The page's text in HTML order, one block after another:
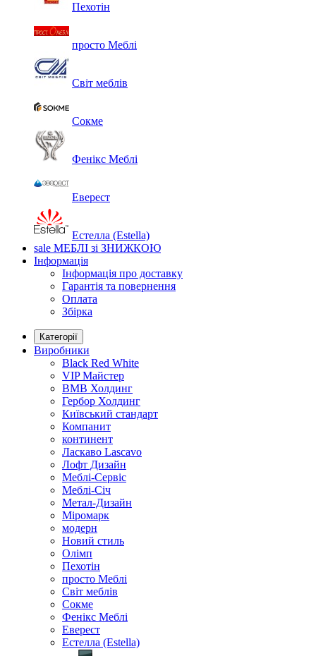
Пехотін
просто Меблі
Світ меблів
Сокме
Фенікс Меблі
Еверест
Естелла (Estella)
sale МЕБЛІ зі ЗНИЖКОЮ
Інформація
Інформація про доставку
Гарантія та повернення
Оплата
Збірка
Категорії
Виробники
Black Red White
VIP Майстер
ВМВ Холдинг
Гербор Холдинг
Київський стандарт
Компанит
континент
Ласкаво Lascavo
Лофт Дизайн
Меблі-Сервіс
Меблі-Січ
Метал-Дизайн
Міромарк
модерн
Новий стиль
Олімп
Пехотін
просто Меблі
Світ меблів
Сокме
Фенікс Меблі
Еверест
Естелла (Estella)